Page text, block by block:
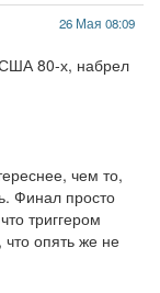
26 Мая 08:09
80-х, набрел
чем то,
Финал просто
триггером
что опять же не